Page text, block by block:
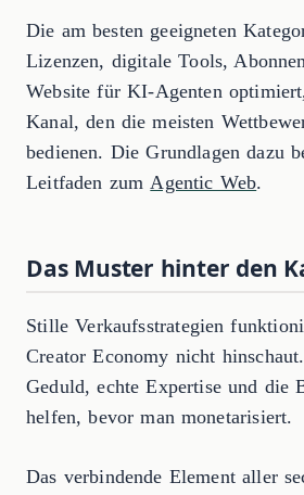
Die am besten geeigneten
Lizenzen, digitale Tools,
Website für KI-Agenten
Kanal, den die meisten
bedienen. Die Grundlagen dazu
Leitfaden zum Agentic Web.
Das Muster hinter den
Stille Verkaufsstrategien
Creator Economy nicht
Geduld, echte Expertise und die
helfen, bevor man monetarisiert.
Das verbindende Element aller